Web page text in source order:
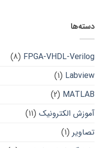
دسته‌ها
FPGA-VHDL-Verilog
(8)
Labview
(1)
MATLAB
(2)
آموزش الکترونیک (11)
تصاویر (1)